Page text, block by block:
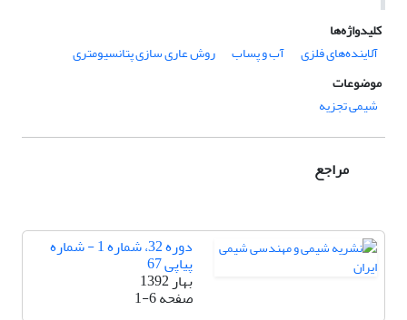
کلیدواژه‌ها
آلاینده‌های فلزی
آب و پساب
روش عاری سازی پتانسیومتری
موضوعات
شیمی تجزیه
مراجع
دوره 32، شماره 1 - شماره
پیاپی 67
بهار 1392
صفحه1-6